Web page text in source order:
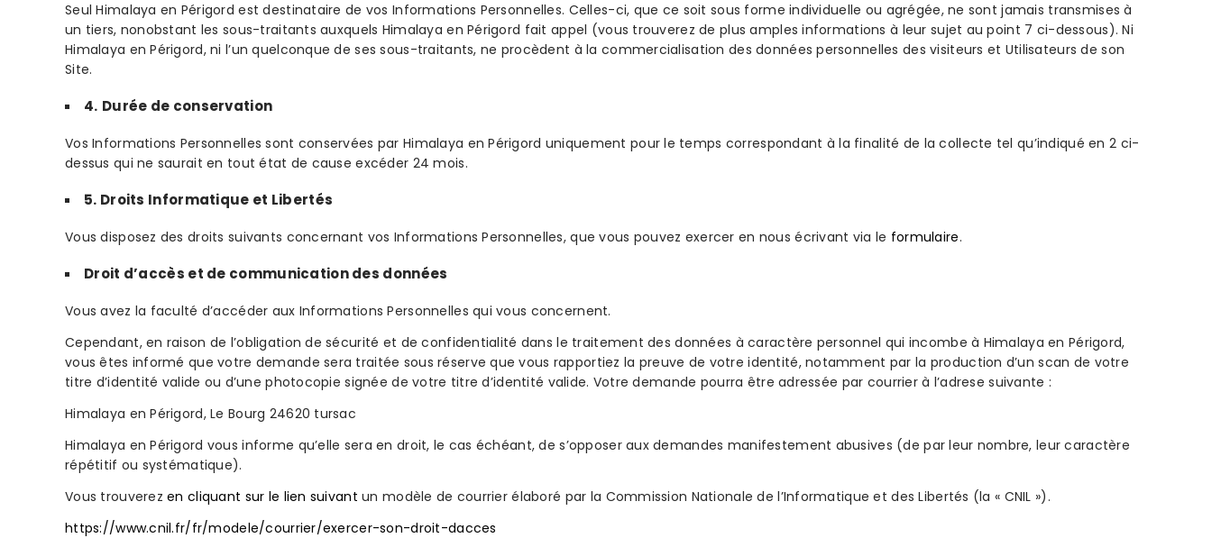
Seul Himalaya en Périgord est destinataire de vos Informations Personnelles. Celles-ci, que ce soit sous forme individuelle ou agrégée, ne sont jamais transmises à
un tiers, nonobstant les sous-traitants auxquels Himalaya en Périgord fait appel (vous trouverez de plus amples informations à leur sujet au point 7 ci-dessous). Ni
Himalaya en Périgord, ni l’un quelconque de ses sous-traitants, ne procèdent à la commercialisation des données personnelles des visiteurs et Utilisateurs de son
Site.
4. Durée de conservation
Vos Informations Personnelles sont conservées par Himalaya en Périgord uniquement pour le temps correspondant à la finalité de la collecte tel qu’indiqué en 2 ci-
dessus qui ne saurait en tout état de cause excéder 24 mois.
5. Droits Informatique et Libertés
Vous disposez des droits suivants concernant vos Informations Personnelles, que vous pouvez exercer en nous écrivant via le formulaire.
Droit d’accès et de communication des données
Vous avez la faculté d’accéder aux Informations Personnelles qui vous concernent.
Cependant, en raison de l’obligation de sécurité et de confidentialité dans le traitement des données à caractère personnel qui incombe à Himalaya en Périgord,
vous êtes informé que votre demande sera traitée sous réserve que vous rapportiez la preuve de votre identité, notamment par la production d’un scan de votre
titre d’identité valide ou d’une photocopie signée de votre titre d’identité valide. Votre demande pourra être adressée par courrier à l’adrese suivante :
Himalaya en Périgord, Le Bourg 24620 tursac
Himalaya en Périgord vous informe qu’elle sera en droit, le cas échéant, de s’opposer aux demandes manifestement abusives (de par leur nombre, leur caractère
répétitif ou systématique).
Vous trouverezen cliquant sur le lien suivant un modèle de courrier élaboré par la Commission Nationale de l’Informatique et des Libertés (la « CNIL »).
https://www.cnil.fr/fr/modele/courrier/exercer-son-droit-dacces